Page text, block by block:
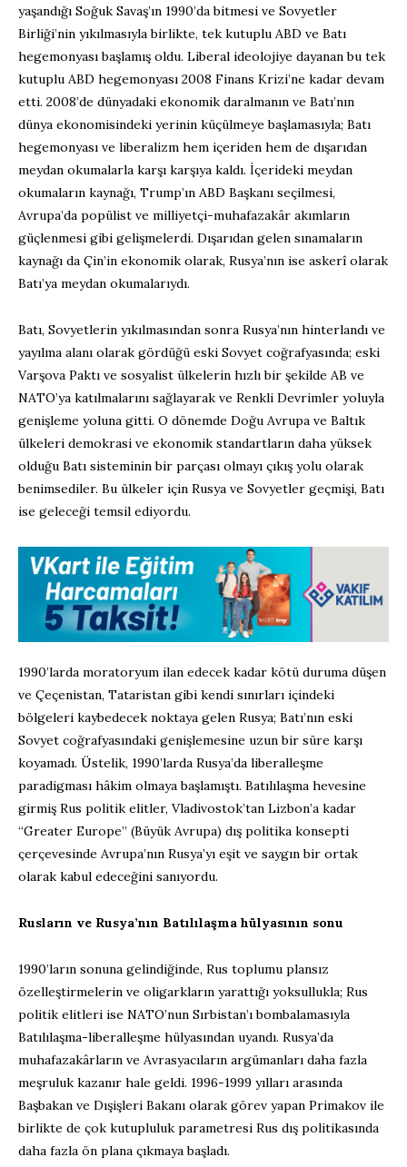
yaşandığı Soğuk Savaş’ın 1990’da bitmesi ve Sovyetler
Birliği’nin yıkılmasıyla birlikte, tek kutuplu ABD ve Batı
hegemonyası başlamış oldu. Liberal ideolojiye dayanan bu tek
kutuplu ABD hegemonyası 2008 Finans Krizi’ne kadar devam
etti. 2008’de dünyadaki ekonomik daralmanın ve Batı’nın
dünya ekonomisindeki yerinin küçülmeye başlamasıyla; Batı
hegemonyası ve liberalizm hem içeriden hem de dışarıdan
meydan okumalarla karşı karşıya kaldı. İçerideki meydan
okumaların kaynağı, Trump’ın ABD Başkanı seçilmesi,
Avrupa’da popülist ve milliyetçi-muhafazakâr akımların
güçlenmesi gibi gelişmelerdi. Dışarıdan gelen sınamaların
kaynağı da Çin’in ekonomik olarak, Rusya’nın ise askerî olarak
Batı’ya meydan okumalarıydı.
Batı, Sovyetlerin yıkılmasından sonra Rusya’nın hinterlandı ve
yayılma alanı olarak gördüğü eski Sovyet coğrafyasında; eski
Varşova Paktı ve sosyalist ülkelerin hızlı bir şekilde AB ve
NATO’ya katılmalarını sağlayarak ve Renkli Devrimler yoluyla
genişleme yoluna gitti. O dönemde Doğu Avrupa ve Baltık
ülkeleri demokrasi ve ekonomik standartların daha yüksek
olduğu Batı sisteminin bir parçası olmayı çıkış yolu olarak
benimsediler. Bu ülkeler için Rusya ve Sovyetler geçmişi, Batı
ise geleceği temsil ediyordu.
1990’larda moratoryum ilan edecek kadar kötü duruma düşen
ve Çeçenistan, Tataristan gibi kendi sınırları içindeki
bölgeleri kaybedecek noktaya gelen Rusya; Batı’nın eski
Sovyet coğrafyasındaki genişlemesine uzun bir süre karşı
koyamadı. Üstelik, 1990’larda Rusya’da liberalleşme
paradigması hâkim olmaya başlamıştı. Batılılaşma hevesine
girmiş Rus politik elitler, Vladivostok’tan Lizbon’a kadar
“Greater Europe” (Büyük Avrupa) dış politika konsepti
çerçevesinde Avrupa’nın Rusya’yı eşit ve saygın bir ortak
olarak kabul edeceğini sanıyordu.
Rusların ve Rusya’nın Batılılaşma hülyasının sonu
1990’ların sonuna gelindiğinde, Rus toplumu plansız
özelleştirmelerin ve oligarkların yarattığı yoksullukla; Rus
politik elitleri ise NATO’nun Sırbistan’ı bombalamasıyla
Batılılaşma-liberalleşme hülyasından uyandı. Rusya’da
muhafazakârların ve Avrasyacıların argümanları daha fazla
meşruluk kazanır hale geldi. 1996-1999 yılları arasında
Başbakan ve Dışişleri Bakanı olarak görev yapan Primakov ile
birlikte de çok kutupluluk parametresi Rus dış politikasında
daha fazla ön plana çıkmaya başladı.